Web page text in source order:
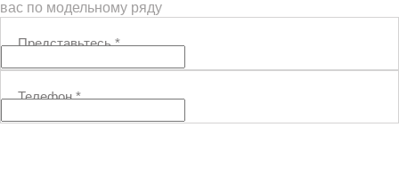
вас по модельному ряду
Представьтесь*
Телефон*